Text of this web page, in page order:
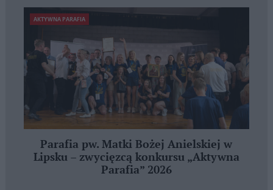
AKTYWNA PARAFIA
Parafia pw. Matki Bożej Anielskiej w
Lipsku – zwycięzcą konkursu „Aktywna
Parafia” 2026